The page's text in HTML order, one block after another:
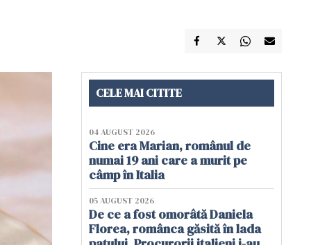
CELE MAI CITITE
04 AUGUST 2026
Cine era Marian, românul de
numai 19 ani care a murit pe
câmp în Italia
05 AUGUST 2026
De ce a fost omorâtă Daniela
Florea, românca găsită în lada